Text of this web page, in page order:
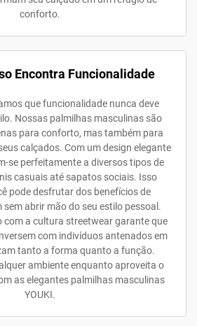
conforto.
Encontra Funcionalidade
que funcionalidade nunca deve
Nossas palmilhas masculinas são
para conforto, mas também para
calçados. Com um design elegante
se perfeitamente a diversos tipos de
casuais até sapatos sociais. Isso
pode desfrutar dos benefícios de
abrir mão do seu estilo pessoal.
com a cultura streetwear garante que
com indivíduos antenados em
tanto a forma quanto a função.
ambiente enquanto aproveita o
as elegantes palmilhas masculinas
YOUKI.